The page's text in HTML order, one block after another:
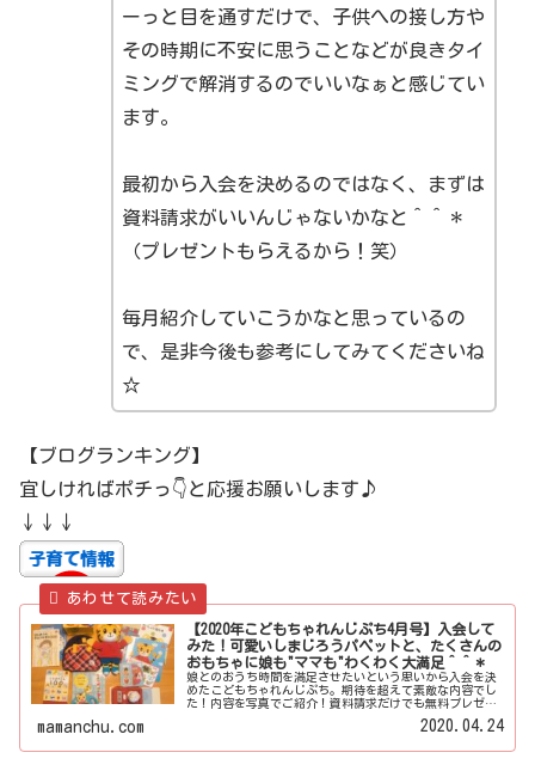
ーっと目を通すだけで、子供への接し方や
その時期に不安に思うことなどが良きタイ
ミングで解消するのでいいなぁと感じてい
ます。
最初から入会を決めるのではなく、まずは
資料請求がいいんじゃないかなと＾＾＊
（プレゼントもらえるから！笑）
毎月紹介していこうかなと思っているの
で、是非今後も参考にしてみてくださいね
☆
【ブログランキング】
宜しければポチっ👇と応援お願いします♪
↓↓↓
【2020年こどもちゃれんじぷち4月号】入会して
みた！可愛いしまじろうパペットと、たくさんの
おもちゃに娘も"ママも"わくわく大満足＾＾＊
娘とのおうち時間を満足させたいという思いから入会を決
めたこどもちゃれんじぷち。期待を超えて素敵な内容でし
た！内容を写真でご紹介！資料請求だけでも無料プレゼン
mamanchu.com 2020.04.24